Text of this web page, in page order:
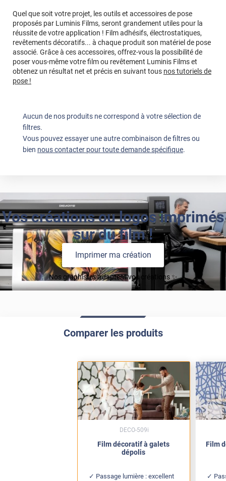
Quel que soit votre projet, les outils et accessoires de pose
proposés par Luminis Films, seront grandement utiles pour la
réussite de votre application ! Film adhésifs, électrostatiques,
revêtements décoratifs... à chaque produit son matériel de pose
associé. Grâce à ces accessoires, offrez-vous la possibilité de
poser vous-même votre film ou revêtement Luminis Films et
obtenez un résultat net et précis en suivant tous nos tutoriels de
pose !
Aucun de nos produits ne correspond à votre sélection de
filtres.
Vous pouvez essayer une autre combinaison de filtres ou
bien nous contacter pour toute demande spécifique.
Vos créations ou logos imprimés
sur du film !
Imprimer ma création
Nos graphistes adaptent vos créations ✨
Comparer les produits
Film décoratif à galets
dépolis
Passage lumière : excellent
DECO-509i
Film